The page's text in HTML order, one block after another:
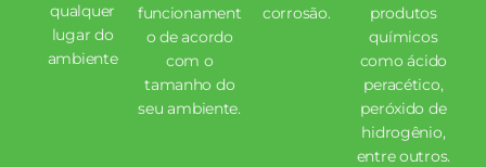
qualquer
lugar do
ambiente
funcionament
o de acordo
com o
tamanho do
seu ambiente.
corrosão.
produtos
químicos
como ácido
peracético,
peróxido de
hidrogênio,
entre outros.